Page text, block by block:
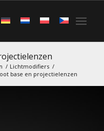
/ Lichtmodifiers /
base en projectielenzen